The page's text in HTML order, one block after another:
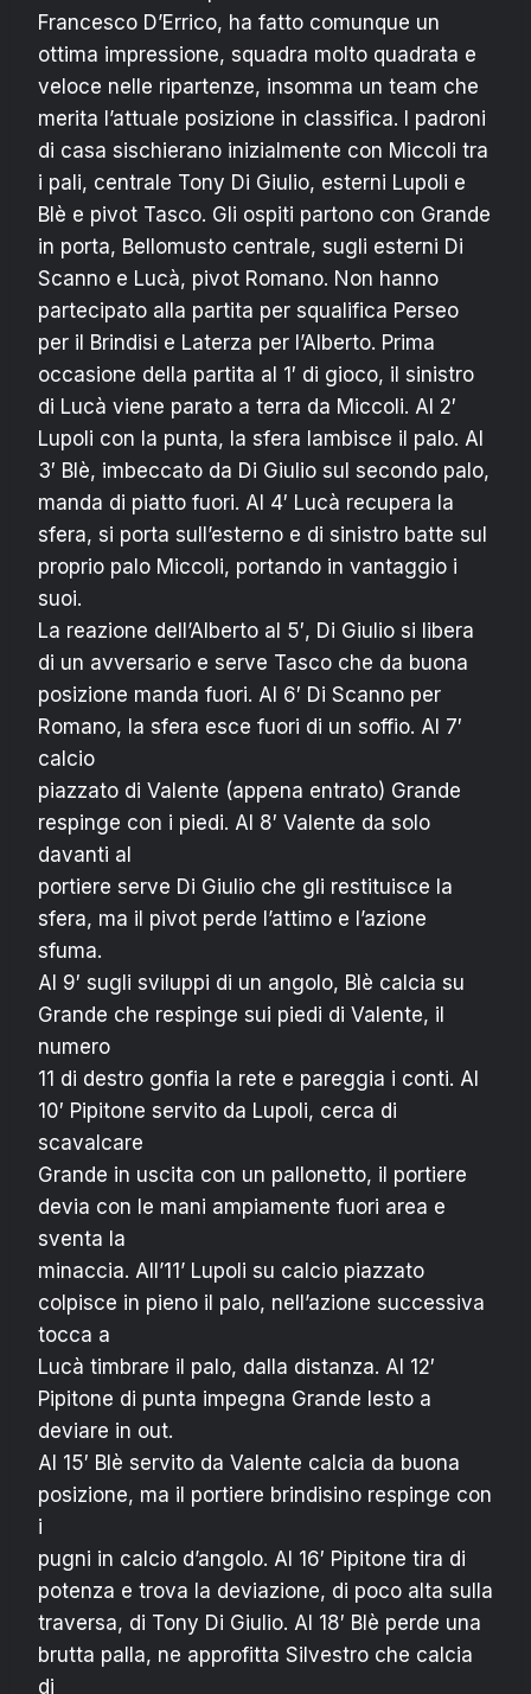
Francesco D’Errico, ha fatto comunque un
ottima impressione, squadra molto quadrata e
veloce nelle ripartenze, insomma un team che
merita l’attuale posizione in classifica. I padroni
di casa sischierano inizialmente con Miccoli tra
i pali, centrale Tony Di Giulio, esterni Lupoli e
Blè e pivot Tasco. Gli ospiti partono con Grande
in porta, Bellomusto centrale, sugli esterni Di
Scanno e Lucà, pivot Romano. Non hanno
partecipato alla partita per squalifica Perseo
per il Brindisi e Laterza per l’Alberto. Prima
occasione della partita al 1′ di gioco, il sinistro
di Lucà viene parato a terra da Miccoli. Al 2′
Lupoli con la punta, la sfera lambisce il palo. Al
3′ Blè, imbeccato da Di Giulio sul secondo palo,
manda di piatto fuori. Al 4′ Lucà recupera la
sfera, si porta sull’esterno e di sinistro batte sul
proprio palo Miccoli, portando in vantaggio i
suoi.
La reazione dell’Alberto al 5′, Di Giulio si libera
di un avversario e serve Tasco che da buona
posizione manda fuori. Al 6′ Di Scanno per
Romano, la sfera esce fuori di un soffio. Al 7′
calcio
piazzato di Valente (appena entrato) Grande
respinge con i piedi. Al 8′ Valente da solo
davanti al
portiere serve Di Giulio che gli restituisce la
sfera, ma il pivot perde l’attimo e l’azione
sfuma.
Al 9′ sugli sviluppi di un angolo, Blè calcia su
Grande che respinge sui piedi di Valente, il
numero
11 di destro gonfia la rete e pareggia i conti. Al
10′ Pipitone servito da Lupoli, cerca di
scavalcare
Grande in uscita con un pallonetto, il portiere
devia con le mani ampiamente fuori area e
sventa la
minaccia. All’11’ Lupoli su calcio piazzato
colpisce in pieno il palo, nell’azione successiva
tocca a
Lucà timbrare il palo, dalla distanza. Al 12′
Pipitone di punta impegna Grande lesto a
deviare in out.
Al 15′ Blè servito da Valente calcia da buona
posizione, ma il portiere brindisino respinge con
i
pugni in calcio d’angolo. Al 16′ Pipitone tira di
potenza e trova la deviazione, di poco alta sulla
traversa, di Tony Di Giulio. Al 18′ Blè perde una
brutta palla, ne approfitta Silvestro che calcia
di